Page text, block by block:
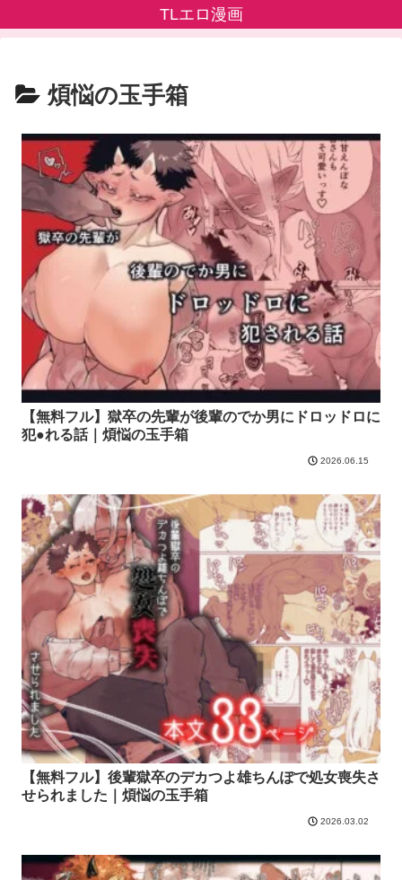
TLエロ漫画
煩悩の玉手箱
【無料フル】獄卒の先輩が後輩のでか男にドロッドロに
犯●れる話｜煩悩の玉手箱
2026.06.15
【無料フル】後輩獄卒のデカつよ雄ちんぽで処女喪失さ
せられました｜煩悩の玉手箱
2026.03.02